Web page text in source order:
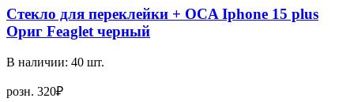
Стекло для переклейки + OCA Iphone 15 plus
Ориг Feaglet черный
В наличии: 40 шт.
розн. 320₽